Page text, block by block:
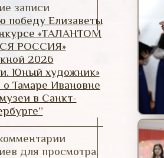
записи
победу Елизаветы
«ТАЛАНТОМ
РОССИЯ»
2026
Юный художник»
о Тамаре Ивановне
в Санкт-
для просмотра.